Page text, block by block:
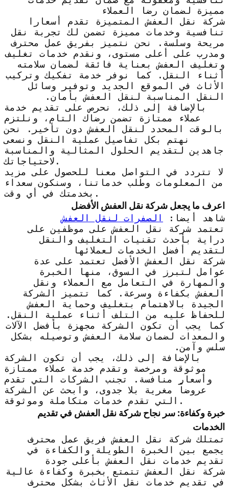
مميزة لضمان رضا العملاء
شركة نقل العفش المتميزة تقدم أسعارا
تنافسية وخدمات مميزة تضمن لك تجربة نقل
مريحة وسلسة. نحن نتميز بفريق عمل محترف
ومدرب على أعلى مستوى، ونقدم خدمات تغليف
وتغليف العفش بعناية فائقة لضمان سلامته
أثناء النقل. كما نوفر خدمة تفكيك وتركيب
الأثاث في الموقع الجديد وتوفير وسائل
النقل المناسبة لنقل العفش بأمان.
بالإضافة إلى ذلك، نحرص على تقديم خدمة
عملاء ممتازة تضمن رضاك التام، ونلتزم
بالوقت المحدد لنقل العفش دون تأخير. نحن
نهتم بكل تفاصيل عملية النقل ونسعى
جاهدين لتقديم الحلول المثالية والمناسبة
لاحتياجاتك.
لا تتردد في التواصل معنا للحصول على مزيد
من المعلومات وطلب خدماتنا، وسنكون سعداء
بخدمتك في أي وقت.
اعرف ما يجعل شركة نقل العفش الأفضل
شاهد أيضا:
الصفرات لنقل العفش
تعتمد شركة نقل العفش على موظفين على
دراية بأحدث تقنيات التغليف والنقل
لتقديم أفضل الخدمات لعملائها
شركة نقل العفش الأفضل تعتمد على عدة
عوامل لتبرز في السوق، منها الخبرة
والمهارة في التعامل مع العملاء ونقل
العفش بكفاءة وسرعة. كما تتميز الشركة
الجيدة بالاهتمام بتغليف وحماية العفش
للحفاظ عليه من التلف أثناء عملية النقل.
كما يجب أن تكون الشركة مجهزة بأفضل الآلات
والمعدات لضمان سلامة العفش وتوصيله بشكل
سلس وآمن.
بالإضافة إلى ذلك، يجب أن تكون الشركة
موثوقة ومرخصة وتقدم خدمة عملاء ممتازة
وأسعار منافسة. تجنب الشركات التي تقدم
عروضاً مغرية بلا جدوى، وابحث عن الشركة
التي تقدم خدمات متكاملة وموثوقة.
خبرة وكفاءة: سر نجاح شركة نقل العفش في تقديم
الخدمات
تمتلك شركة نقل العفش فريق عمل محترف
يجمع بين الخبرة الطويلة والكفاءة في
تقديم خدمات نقل العفش بأعلى جودة
شركة نقل العفش تتمتع بخبرة وكفاءة عالية
في تقديم خدمات نقل الأثاث بشكل محترف